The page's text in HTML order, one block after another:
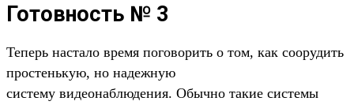
Готовность № 3
Теперь настало время поговорить о том, как соорудить
простенькую, но надежную
систему видеонаблюдения. Обычно такие системы